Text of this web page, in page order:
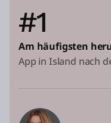
#1
Am häufigsten
App in Island nach